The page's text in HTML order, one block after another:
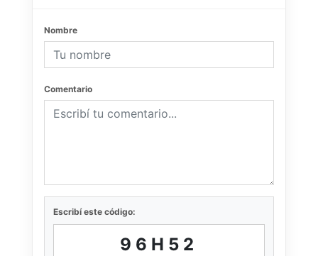
Nombre
Comentario
Escribí este código:
96H52